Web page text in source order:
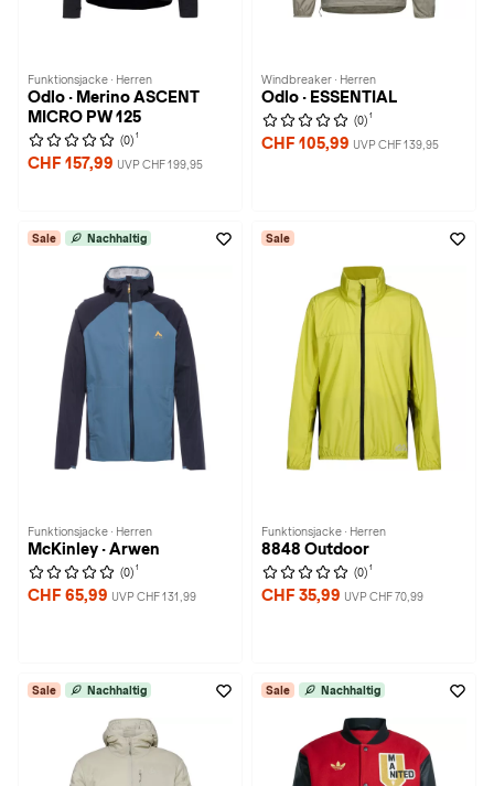
Funktionsjacke · Herren
Odlo · Merino ASCENT
MICRO PW 125
(0) 1
CHF 157,99 UVP CHF 199,95
Windbreaker · Herren
Odlo · ESSENTIAL
(0) 1
CHF 105,99 UVP CHF 139,95
Sale Nachhaltig
Funktionsjacke · Herren
McKinley · Arwen
(0) 1
CHF 65,99 UVP CHF 131,99
Sale
Funktionsjacke · Herren
8848 Outdoor
(0) 1
CHF 35,99 UVP CHF 70,99
Sale Nachhaltig Sale Nachhaltig